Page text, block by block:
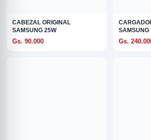
CABEZAL ORIGINAL
SAMSUNG 25W
Gs. 90.000
SAMSUNG
Gs.